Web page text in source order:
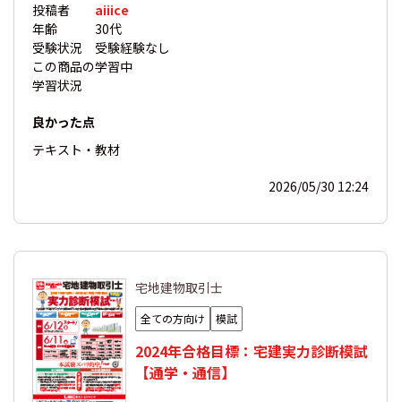
投稿者
aiiice
年齢
30代
受験状況
受験経験なし
この商品の
学習状況
学習中
良かった点
テキスト・教材
2026/05/30 12:24
宅地建物取引士
全ての方向け 模試
2024年合格目標：宅建実力診断模試
【通学・通信】